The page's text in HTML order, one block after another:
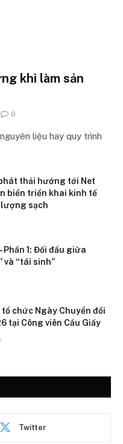
khi làm sản
0
liệu hay quy trình
thải hướng tới Net
biển triển khai kinh tế
sạch
Phần 1: Đối đầu giữa
và “tái sinh”
chức Ngày Chuyển đổi
tại Công viên Cầu Giấy
Twitter